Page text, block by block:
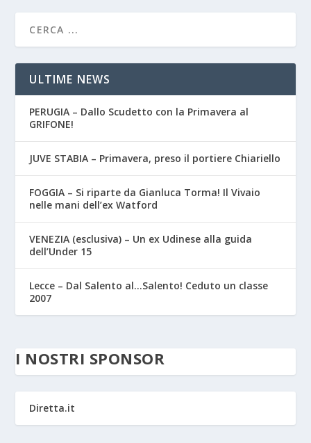
ULTIME NEWS
PERUGIA – Dallo Scudetto con la Primavera al
GRIFONE!
JUVE STABIA – Primavera, preso il portiere Chiariello
FOGGIA – Si riparte da Gianluca Torma! Il Vivaio
nelle mani dell’ex Watford
VENEZIA (esclusiva) – Un ex Udinese alla guida
dell’Under 15
Lecce – Dal Salento al…Salento! Ceduto un classe
2007
I NOSTRI SPONSOR
Diretta.it